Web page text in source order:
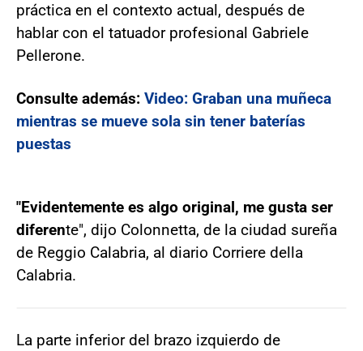
práctica en el contexto actual, después de
hablar con el tatuador profesional Gabriele
Pellerone.
Consulte además: Video: Graban una muñeca
mientras se mueve sola sin tener baterías
puestas
"Evidentemente es algo original, me gusta ser
diferente", dijo Colonnetta, de la ciudad sureña
de Reggio Calabria, al diario Corriere della
Calabria.
La parte inferior del brazo izquierdo de